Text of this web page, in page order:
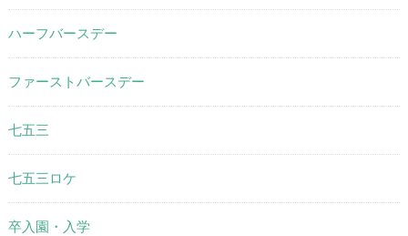
ハーフバースデー
ファーストバースデー
七五三
七五三ロケ
卒入園・入学